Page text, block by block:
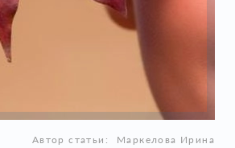
Автор статьи: Маркелова Ирина